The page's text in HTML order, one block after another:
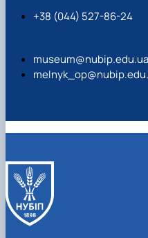
+38 (044) 527-86-24
museum@nubip.edu.ua